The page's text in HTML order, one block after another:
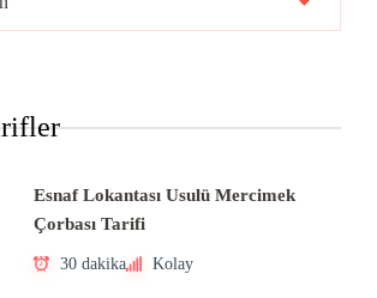
Esnaf Lokantası Usulü Mercimek
Çorbası Tarifi
30 dakika Kolay